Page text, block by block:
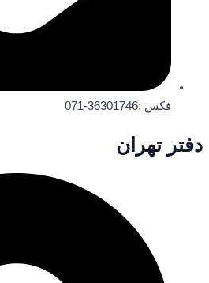
فکس :36301746-071
دفتر تهران